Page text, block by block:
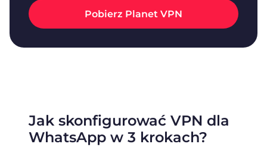
Pobierz Planet VPN
Jak skonfigurować VPN dla
WhatsApp w 3 krokach?